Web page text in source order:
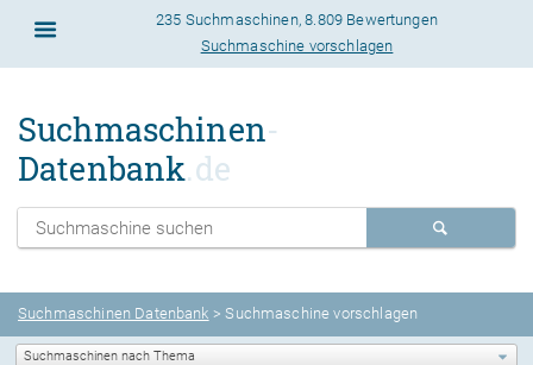
235 Suchmaschinen,8.809 Bewertungen
Suchmaschine vorschlagen
Suchmaschinen-
Datenbank.de
Suchmaschinen Datenbank > Suchmaschine vorschlagen